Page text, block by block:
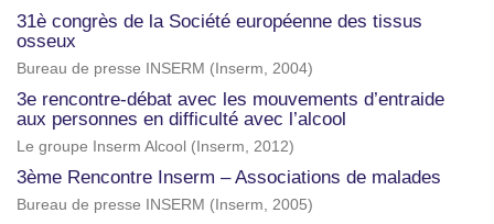
31è congrès de la Société européenne des tissus
osseux
Bureau de presse INSERM ( Inserm, 2004)
3e rencontre-débat avec les mouvements d’entraide
aux personnes en difficulté avec l’alcool
Le groupe Inserm Alcool ( Inserm, 2012)
3ème Rencontre Inserm – Associations de malades
Bureau de presse INSERM ( Inserm, 2005)